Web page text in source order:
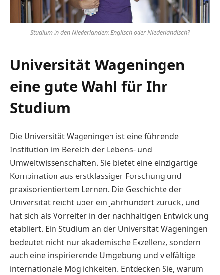
Studium in den Niederlanden: Englisch oder Niederländisch?
Universität Wageningen
eine gute Wahl für Ihr
Studium
Die Universität Wageningen ist eine führende
Institution im Bereich der Lebens- und
Umweltwissenschaften. Sie bietet eine einzigartige
Kombination aus erstklassiger Forschung und
praxisorientiertem Lernen. Die Geschichte der
Universität reicht über ein Jahrhundert zurück, und
hat sich als Vorreiter in der nachhaltigen Entwicklung
etabliert. Ein Studium an der Universität Wageningen
bedeutet nicht nur akademische Exzellenz, sondern
auch eine inspirierende Umgebung und vielfältige
internationale Möglichkeiten. Entdecken Sie, warum